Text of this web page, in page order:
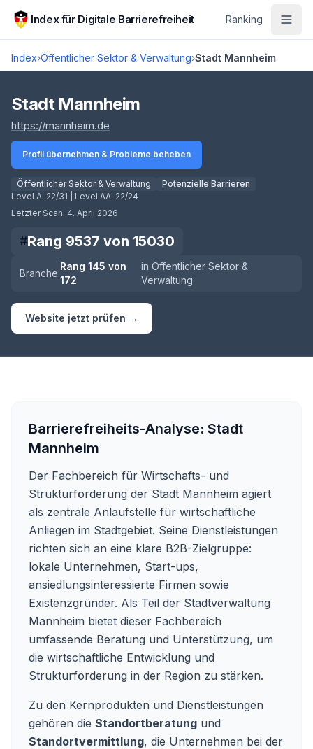
Zum Hauptinhalt springen
Index für Digitale Barrierefreiheit Ranking
Index›Öffentlicher Sektor & Verwaltung›Stadt Mannheim
Score lädt
Stadt Mannheim
https://mannheim.de
Profil übernehmen & Probleme beheben
Öffentlicher Sektor & Verwaltung
Potenzielle Barrieren
Level A: 22/31 | Level AA: 22/24
Letzter Scan: 4. April 2026
#Rang 9537 von 15030
Branche:
Rang 145 von
172
inÖffentlicher Sektor &
Verwaltung
Website jetzt prüfen →
Barrierefreiheits-Analyse: Stadt
Mannheim
Der Fachbereich für Wirtschafts- und
Strukturförderung der Stadt Mannheim agiert
als zentrale Anlaufstelle für wirtschaftliche
Anliegen im Stadtgebiet. Seine Dienstleistungen
richten sich an eine klare B2B-Zielgruppe:
lokale Unternehmen, Start-ups,
ansiedlungsinteressierte Firmen sowie
Existenzgründer. Als Teil der Stadtverwaltung
Mannheim bietet dieser Fachbereich
umfassende Beratung und Unterstützung, um
die wirtschaftliche Entwicklung und
Strukturförderung in der Region zu stärken.
Zu den Kernprodukten und Dienstleistungen
gehören die Standortberatung und
Standortvermittlung, die Unternehmen bei der